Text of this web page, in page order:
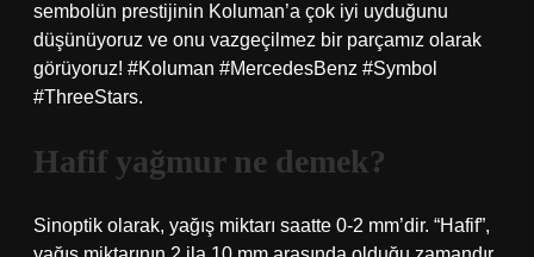
sembolün prestijinin Koluman’a çok iyi uyduğunu
düşünüyoruz ve onu vazgeçilmez bir parçamız olarak
görüyoruz! #Koluman #MercedesBenz #Symbol
#ThreeStars.
Hafif yağmur ne demek?
Sinoptik olarak, yağış miktarı saatte 0-2 mm’dir. “Hafif”,